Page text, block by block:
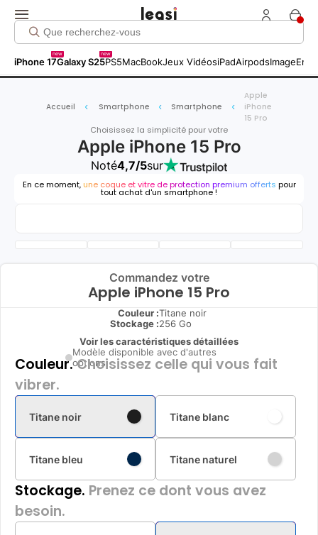
iPhone 17
new
Galaxy S25
new
PS5MacBookJeux VidéosiPadAirpodsImage
Accueil Smartphone Smartphone
Apple
iPhone
15 Pro
Choisissez la simplicité pour votre
Apple iPhone 15 Pro
Noté4,7/5sur
En ce moment, une coque et vitre de protection premium offerts pour
tout achat d'un smartphone !
Commandez votre
Apple iPhone 15 Pro
Couleur :Titane noir
Stockage :256 Go
Voir les caractéristiques détaillées
Modèle disponible avec d'autres
options
Couleur.Choisissez celle qui vous fait
vibrer.
Titane noir Titane blanc
Titane bleu Titane naturel
Stockage. Prenez ce dont vous avez
besoin.